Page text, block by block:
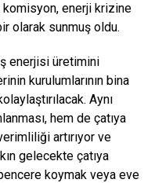
enerji krizine
olarak sunmuş oldu.
enerjisi üretimini
kurulumlarının bina
Aynı
hem de çatıya
artırıyor ve
gelecekte çatıya
koymak veya eve